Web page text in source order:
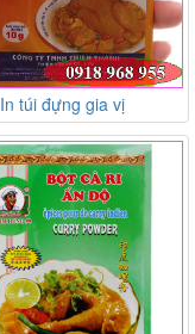
In túi đựng gia vị